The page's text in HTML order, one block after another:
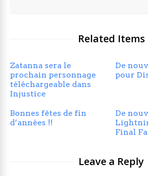
Related Items
Zatanna sera le
prochain personnage
téléchargeable dans
Injustice
De
pour
Bonnes fêtes de fin
d’années !!
De
Final
Leave a Reply